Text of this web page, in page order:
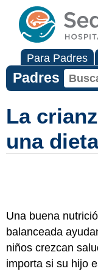
Para Padres
Padres
La
una
Una buena
balanceada
niños crezcan
importa si su hijo